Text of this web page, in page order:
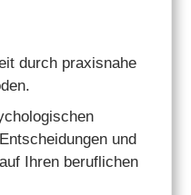
durch praxisnahe
und
Ihren beruflichen